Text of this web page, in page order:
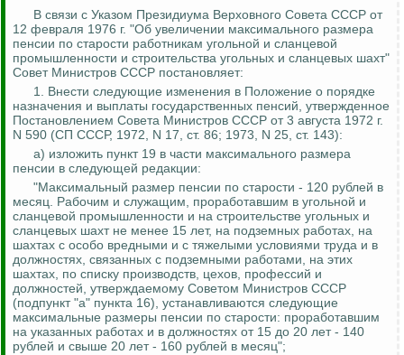
В связи с Указом Президиума Верховного Совета СССР от
12 февраля 1976 г. "Об увеличении максимального размера
пенсии по старости работникам угольной и сланцевой
промышленности и строительства угольных и сланцевых шахт"
Совет Министров СССР постановляет:
1. Внести следующие изменения в Положение о порядке
назначения и выплаты государственных пенсий, утвержденное
Постановлением Совета Министров СССР от 3 августа 1972 г.
N 590 (СП СССР, 1972, N 17, ст. 86; 1973, N 25, ст. 143):
а) изложить пункт 19 в части максимального размера
пенсии в следующей редакции:
"Максимальный размер пенсии по старости - 120 рублей в
месяц. Рабочим и служащим, проработавшим в угольной и
сланцевой промышленности и на строительстве угольных и
сланцевых шахт не менее 15 лет, на подземных работах, на
шахтах с особо вредными и с тяжелыми условиями труда и в
должностях, связанных с подземными работами, на этих
шахтах, по списку производств, цехов, профессий и
должностей, утверждаемому Советом Министров СССР
(подпункт "а" пункта 16), устанавливаются следующие
максимальные размеры пенсии по старости: проработавшим
на указанных работах и в должностях от 15 до 20 лет - 140
рублей и свыше 20 лет - 160 рублей в месяц";